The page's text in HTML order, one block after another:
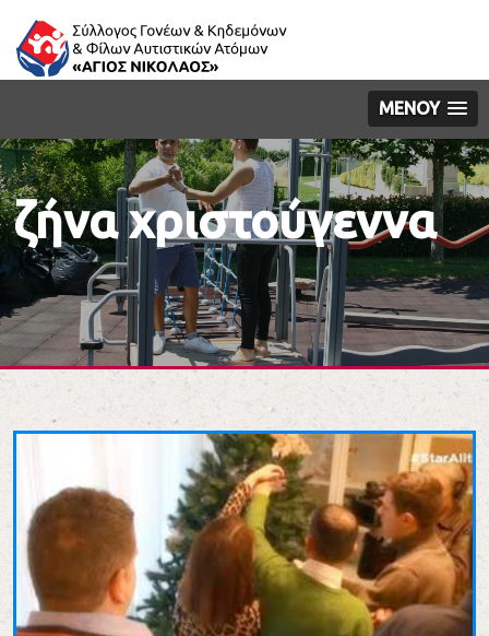
ΜΕΝΟΥ
ζήνα χριστούγεννα